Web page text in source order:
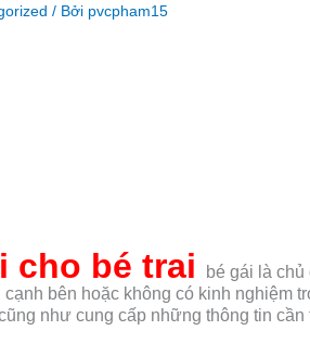
/ Bởi pvcpham15
cho bé trai
bé gái là
bên hoặc không có kinh nghiệm
như cung cấp những thông tin